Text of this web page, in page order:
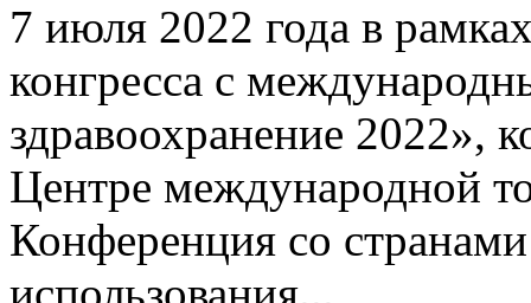
7 июля 2022 года в
конгресса с
здравоохранение 2022»,
Центре международной
Конференция со